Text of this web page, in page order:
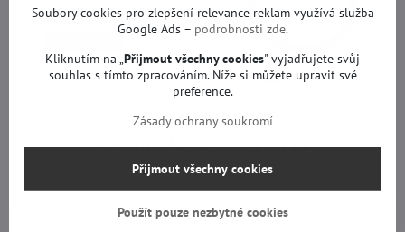
Poradna: Nejde obraz na TV
Soubory cookies pro zlepšení relevance reklam využívá služba
Google Ads – podrobnosti zde.
Kliknutím na „ Přijmout všechny cookies" vyjadřujete svůj
souhlas s tímto zpracováním. Níže si můžete upravit své
preference.
Zásady ochrany soukromí
Přijmout všechny cookies
Použít pouze nezbytné cookies